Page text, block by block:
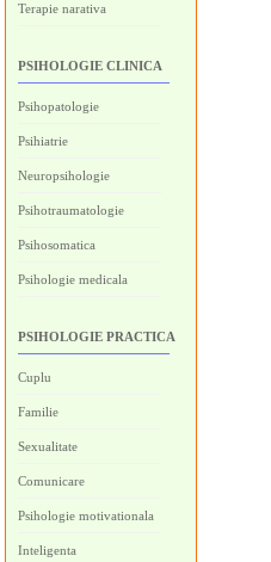
Terapie narativa
PSIHOLOGIE CLINICA
Psihopatologie
Psihiatrie
Neuropsihologie
Psihotraumatologie
Psihosomatica
Psihologie medicala
PSIHOLOGIE PRACTICA
Cuplu
Familie
Sexualitate
Comunicare
Psihologie motivationala
Inteligenta